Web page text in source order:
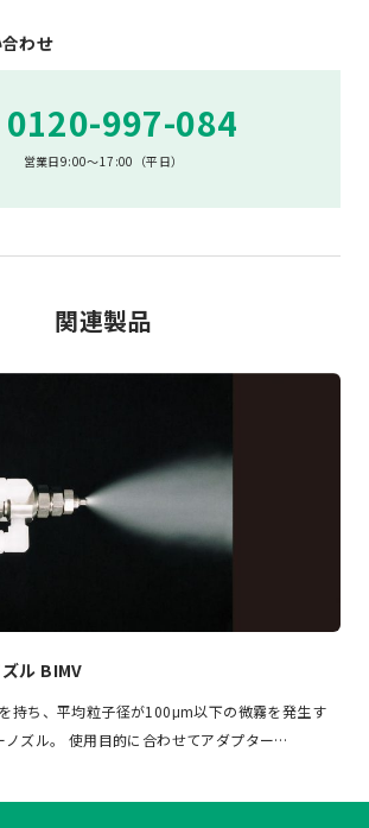
わせ
0120-997-084
営業日9:00～17:00（平日）
関連製品
ル BIMV
持ち、平均粒子径が100μm以下の微霧を発生す
ノズル。 使用目的に合わせてアダプター…